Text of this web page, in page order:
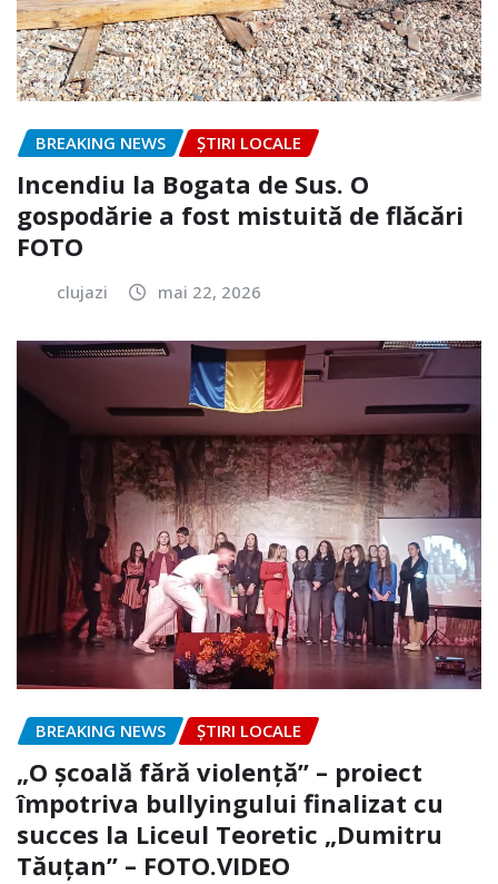
BREAKING NEWS ȘTIRI LOCALE
Incendiu la Bogata de Sus. O
gospodărie a fost mistuită de flăcări
FOTO
clujazi mai 22, 2026
BREAKING NEWS ȘTIRI LOCALE
„O școală fără violență” – proiect
împotriva bullyingului finalizat cu
succes la Liceul Teoretic „Dumitru
Tăuțan” – FOTO.VIDEO